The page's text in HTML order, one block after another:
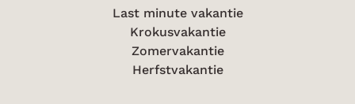
Last minute vakantie
Krokusvakantie
Zomervakantie
Herfstvakantie